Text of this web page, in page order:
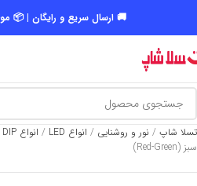
🚚 ارسال سریع و رایگان | 📦
تسلا شاپ / نور و روشنایی / انواع LED / انواع LED DIP
سبز (Red-Green)